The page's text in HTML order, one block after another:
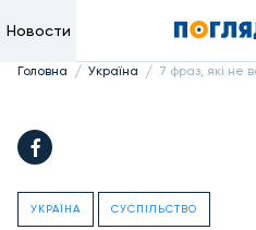
Новости
Головна / Україна / 7 фраз, які не
УКРАЇНА СУСПІЛЬСТВО